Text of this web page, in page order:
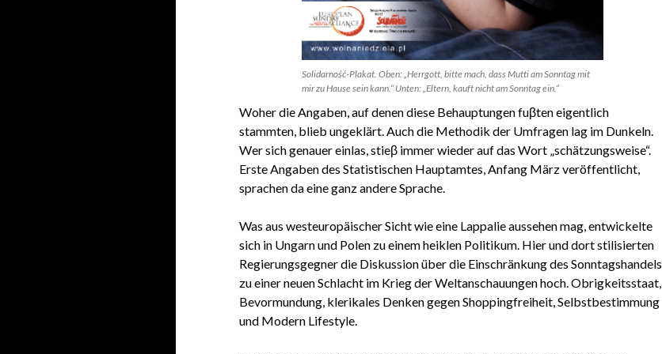
Solidarność-Plakat. Oben: „Herrgott, bitte mach, dass Mutti am Sonntag mit
mir zu Hause sein kann.“ Unten: „Eltern, kauft nicht am Sonntag ein.“
Woher die Angaben, auf denen diese Behauptungen fuβten eigentlich
stammten, blieb ungeklärt. Auch die Methodik der Umfragen lag im Dunkeln.
Wer sich genauer einlas, stieβ immer wieder auf das Wort „schätzungsweise“.
Erste Angaben des Statistischen Hauptamtes, Anfang März veröffentlicht,
sprachen da eine ganz andere Sprache.
Was aus westeuropäischer Sicht wie eine Lappalie aussehen mag, entwickelte
sich in Ungarn und Polen zu einem heiklen Politikum. Hier und dort stilisierten
Regierungsgegner die Diskussion über die Einschränkung des Sonntagshandels
zu einer neuen Schlacht im Krieg der Weltanschauungen hoch. Obrigkeitsstaat,
Bevormundung, klerikales Denken gegen Shoppingfreiheit, Selbstbestimmung
und Modern Lifestyle.